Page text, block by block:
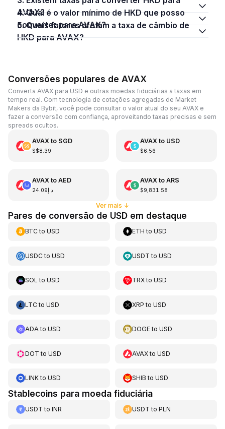
AVAX?
4. Qual é o valor mínimo de HKD que posso
converter para AVAX?
5. Quais fatores afetam a taxa de câmbio de
HKD para AVAX?
Conversões populares de AVAX
Converta AVAX para USD e outras moedas fiduciárias a taxas em
tempo real. Com tecnologia de cotações agregadas de Market
Makers da Bybit, você pode consultar o valor atual do seu AVAX e
fazer a conversão com confiança, aproveitando taxas precisas e sem
spreads ocultos.
AVAXto SGD
S$8.39
AVAXto USD
$6.56
AVAXto AED
د.إ24.09
AVAXto ARS
$9,831.58
Ver mais ↓
Pares de conversão de USD em destaque
BTCto USD ETH toUSD
USDCto USD USDT toUSD
SOL to USD TRXtoUSD
LTCto USD XRP toUSD
ADAto USD DOGEtoUSD
DOT to USD AVAXtoUSD
LINKto USD SHIB toUSD
Stablecoins para moeda fiduciária
USDT to INR USDT toPLN